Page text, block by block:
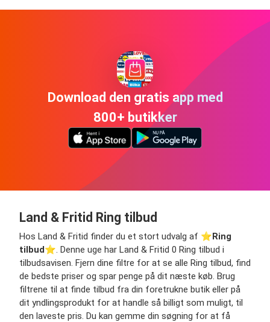
Download den gratis app med
800+ butikker
Land & Fritid Ring tilbud
Hos Land & Fritid finder du et stort udvalg af ⭐️Ring
tilbud⭐️. Denne uge har Land & Fritid 0 Ring tilbud i
tilbudsavisen. Fjern dine filtre for at se alle Ring tilbud, find
de bedste priser og spar penge på dit næste køb. Brug
filtrene til at finde tilbud fra din foretrukne butik eller på
dit yndlingsprodukt for at handle så billigt som muligt, til
den laveste pris. Du kan gemme din søgning for at få